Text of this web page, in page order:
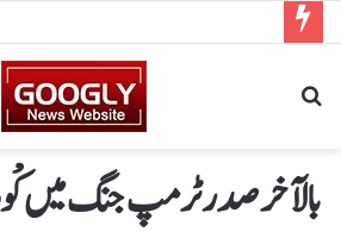
بالآخر صدر ٹرمپ جنگ میں